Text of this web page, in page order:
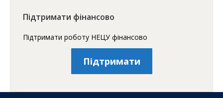
Підтримати фінансово
Підтримати роботу НЕЦУ фінансово
Підтримати